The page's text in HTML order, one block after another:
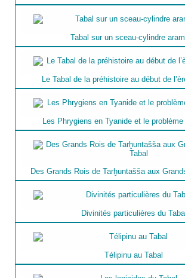
Tabal sur un sceau-cylindre
Le Tabal de la préhistoire au début de
Les Phrygiens en Tyanide et le
Des Grands Rois de Tarḫuntašša aux
Divinités particulières du Tabal
Télipinu au Tabal